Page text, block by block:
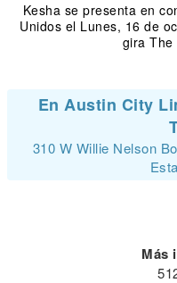
Kesha se presenta en
Unidos el Lunes, 16 de
gira The
En Austin City
310 W Willie Nelson
Más